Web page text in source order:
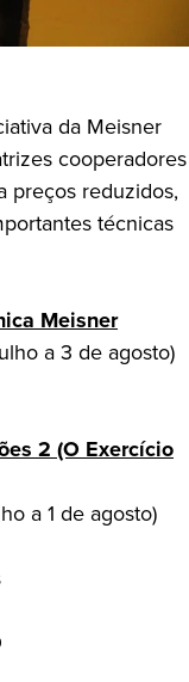
da Meisner
cooperadores
preços reduzidos,
técnicas
Meisner
a 3 de agosto)
2 (O Exercício
a 1 de agosto)